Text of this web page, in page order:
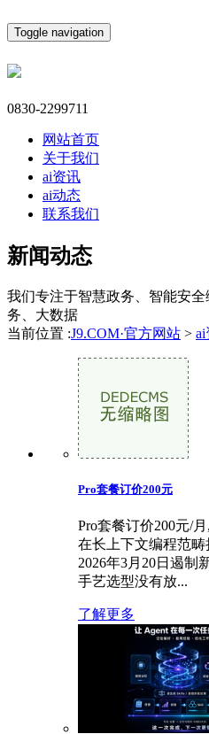
Toggle navigation
0830-2299711
网站首页
关于我们
ai资讯
ai动态
联系我们
新闻动态
我们专注于智慧政务、智能安
务、大数据
当前位置 :J9.COM·官方网站 > ai
Pro套餐订价200元
Pro套餐订价200元/
在长上下文编程范畴
2026年3月20日遏制
手艺选型没有放...
了解更多